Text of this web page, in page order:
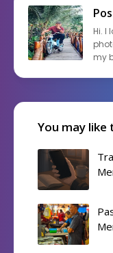
Hi. I
my
You may